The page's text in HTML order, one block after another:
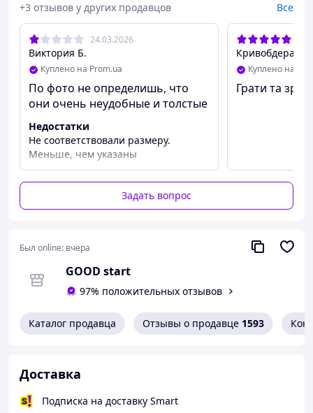
+3 отзывов у других продавцов Все
24.03.2026
Виктория Б.
Куплено на Prom.ua
По фото не определишь, что
они очень неудобные и толстые
Недостатки
Не соответствовали размеру.
Меньше, чем указаны
Кривобдерая О.
Куплено на
Грати та
Задать вопрос
Был online: вчера
GOOD start
97% положительных отзывов
Каталог продавца Отзывы о продавце 1593
Доставка
Подписка на доставку Smart